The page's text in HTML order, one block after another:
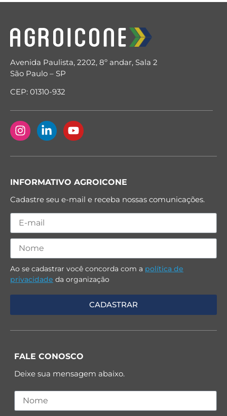
Avenida Paulista, 2202, 8º andar, Sala 2
São Paulo – SP
CEP: 01310-932
INFORMATIVO AGROICONE
Cadastre seu e-mail e receba nossas comunicações.
Ao se cadastrar você concorda com a política de
privacidade da organização
FALE CONOSCO
Deixe sua mensagem abaixo.